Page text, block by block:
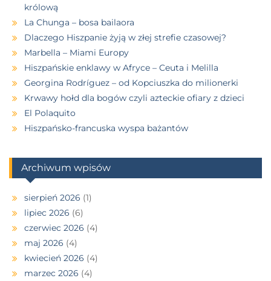
królową
La Chunga – bosa bailaora
Dlaczego Hiszpanie żyją w złej strefie czasowej?
Marbella – Miami Europy
Hiszpańskie enklawy w Afryce – Ceuta i Melilla
Georgina Rodríguez – od Kopciuszka do milionerki
Krwawy hołd dla bogów czyli azteckie ofiary z dzieci
El Polaquito
Hiszpańsko-francuska wyspa bażantów
Archiwum wpisów
sierpień 2026 (1)
lipiec 2026 (6)
czerwiec 2026 (4)
maj 2026 (4)
kwiecień 2026 (4)
marzec 2026 (4)